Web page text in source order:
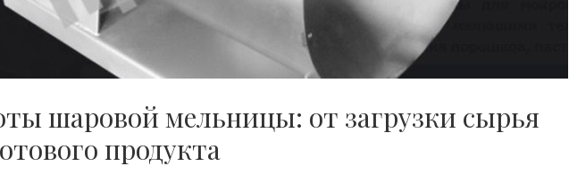
шаровой мельницы: от загрузки сырья
продукта